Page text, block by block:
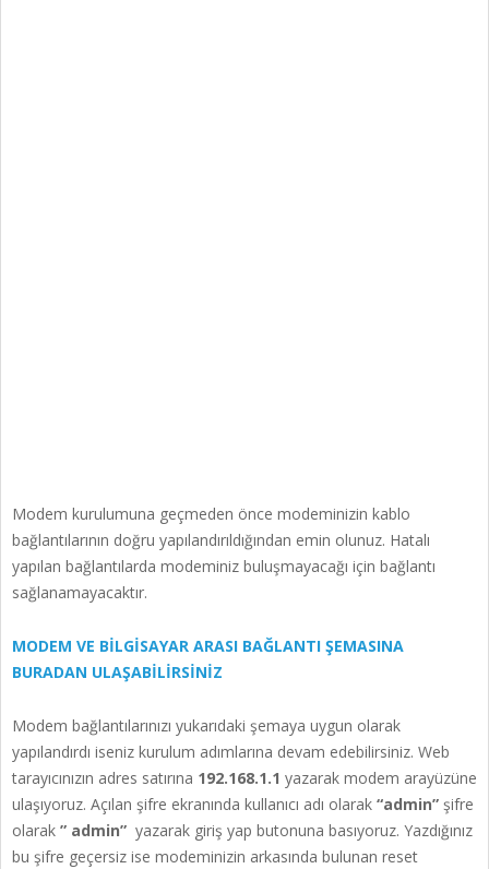
Modem kurulumuna geçmeden önce modeminizin kablo
bağlantılarının doğru yapılandırıldığından emin olunuz. Hatalı
yapılan bağlantılarda modeminiz buluşmayacağı için bağlantı
sağlanamayacaktır.
MODEM VE BİLGİSAYAR ARASI BAĞLANTI ŞEMASINA
BURADAN ULAŞABİLİRSİNİZ
Modem bağlantılarınızı yukarıdaki şemaya uygun olarak
yapılandırdı iseniz kurulum adımlarına devam edebilirsiniz. Web
tarayıcınızın adres satırına 192.168.1.1 yazarak modem arayüzüne
ulaşıyoruz. Açılan şifre ekranında kullanıcı adı olarak “admin” şifre
olarak ” admin” yazarak giriş yap butonuna basıyoruz. Yazdığınız
bu şifre geçersiz ise modeminizin arkasında bulunan reset